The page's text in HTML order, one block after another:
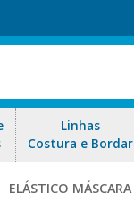
Linhas
Costura e Bordar
ELÁSTICO MÁSCARA